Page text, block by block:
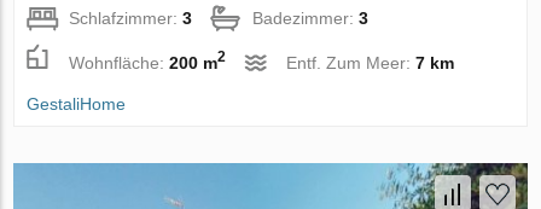
Schlafzimmer:3 Badezimmer:3
Wohnfläche:200 m2 Entf. Zum Meer:7 km
GestaliHome